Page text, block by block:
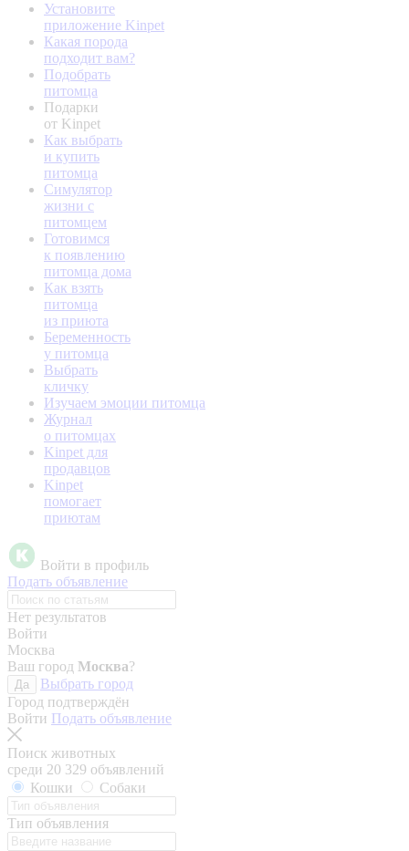
Установите
приложение Kinpet
Какая порода
подходит вам?
Подобрать
питомца
Подарки
от Kinpet
Как выбрать
и купить
питомца
Симулятор
жизни с
питомцем
Готовимся
к появлению
питомца дома
Как взять
питомца
из приюта
Беременность
у питомца
Выбрать
кличку
Изучаем эмоции питомца
Журнал
о питомцах
Kinpet для
продавцов
Kinpet
помогает
приютам
Войти в профиль
Подать объявление
Нет результатов
Войти
Москва
Ваш город Москва?
Да
Выбрать город
Город подтверждён
Войти Подать объявление
Поиск животных
среди 20 329 объявлений
Кошки
Собаки
Тип объявления